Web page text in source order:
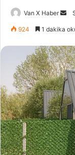
Van X Haber
Bir
924 1 dakika